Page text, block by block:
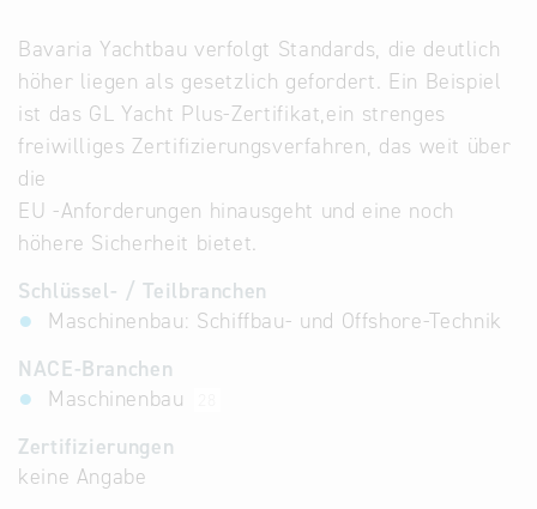
Bavaria Yachtbau verfolgt Standards, die deutlich
höher liegen als gesetzlich gefordert. Ein Beispiel
ist das GL Yacht Plus-Zertifikat,ein strenges
freiwilliges Zertifizierungsverfahren, das weit über
die
EU -Anforderungen hinausgeht und eine noch
höhere Sicherheit bietet.
Schlüssel- / Teilbranchen
Maschinenbau: Schiffbau- und Offshore-Technik
NACE-Branchen
Maschinenbau
Zertifizierungen
keine Angabe